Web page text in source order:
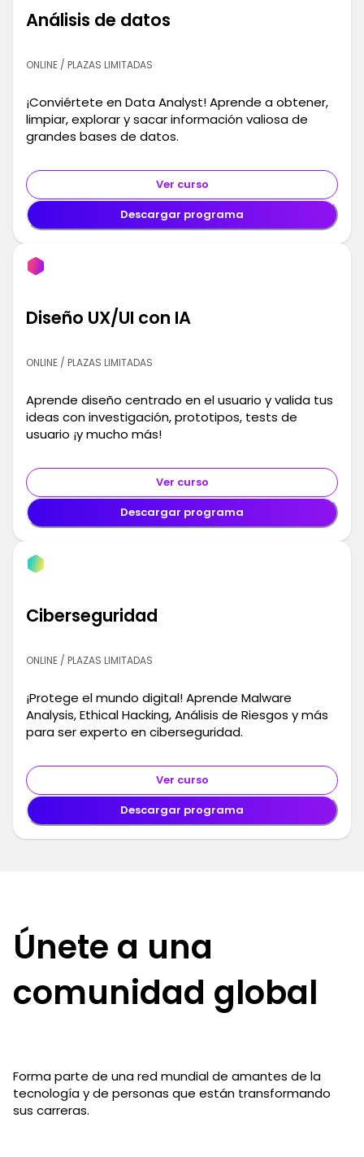
Análisis de datos
ONLINE / PLAZAS LIMITADAS
¡Conviértete en Data Analyst! Aprende a obtener,
limpiar, explorar y sacar información valiosa de
grandes bases de datos.
Ver curso
Descargar programa
Diseño UX/UI con IA
ONLINE / PLAZAS LIMITADAS
Aprende diseño centrado en el usuario y valida tus
ideas con investigación, prototipos, tests de
usuario ¡y mucho más!
Ver curso
Descargar programa
Ciberseguridad
ONLINE / PLAZAS LIMITADAS
¡Protege el mundo digital! Aprende Malware
Analysis, Ethical Hacking, Análisis de Riesgos y más
para ser experto en ciberseguridad.
Ver curso
Descargar programa
Únete a una
comunidad global
Forma parte de una red mundial de amantes de la
tecnología y de personas que están transformando
sus carreras.